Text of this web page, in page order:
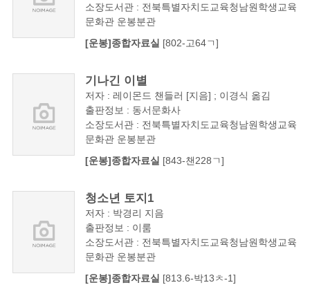
소장도서관 : 전북특별자치도교육청남원학생교육
문화관 운봉분관
[운봉]종합자료실 [802-고64ㄱ]
기나긴 이별
저자 : 레이몬드 챈들러 [지음] ; 이경식 옮김
출판정보 : 동서문화사
소장도서관 : 전북특별자치도교육청남원학생교육
문화관 운봉분관
[운봉]종합자료실 [843-챈228ㄱ]
청소년 토지1
저자 : 박경리 지음
출판정보 : 이룸
소장도서관 : 전북특별자치도교육청남원학생교육
문화관 운봉분관
[운봉]종합자료실 [813.6-박13ㅊ-1]